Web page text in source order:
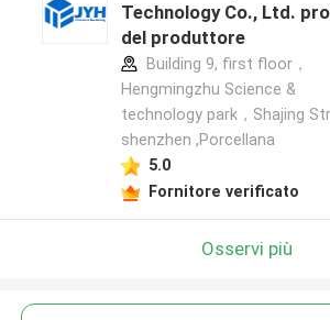
Technology Co., Ltd.
del produttore
Building 9, first floor，
Hengmingzhu Science &
technology park，Shajing
shenzhen ,Porcellana
5.0
Fornitore verificato
Osservi più